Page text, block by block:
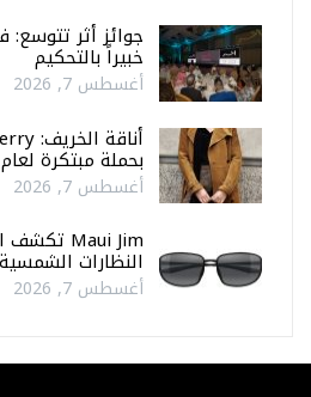
خبيراً بالتحكيم
أغسطس 7, 2026
بحملة مبتكرة لعام 2026
أغسطس 7, 2026
النظارات الشمسية
أغسطس 7, 2026